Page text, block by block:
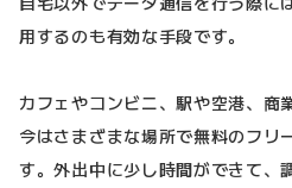
用するのも有効な手段です。
カフェやコンビニ、駅や空港、商
今はさまざまな場所で無料のフ
す。外出中に少し時間ができて、